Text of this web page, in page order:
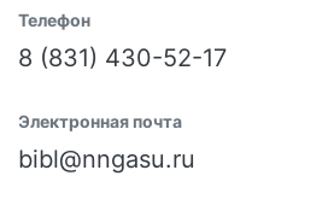
Телефон
8 (831) 430-52-17
Электронная почта
bibl@nngasu.ru